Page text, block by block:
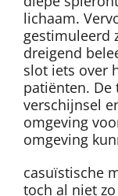
lichaam.
gestimuleerd
dreigend
slot iets over
patiënten.
verschijnsel
omgeving
omgeving
casuïstische
toch al niet